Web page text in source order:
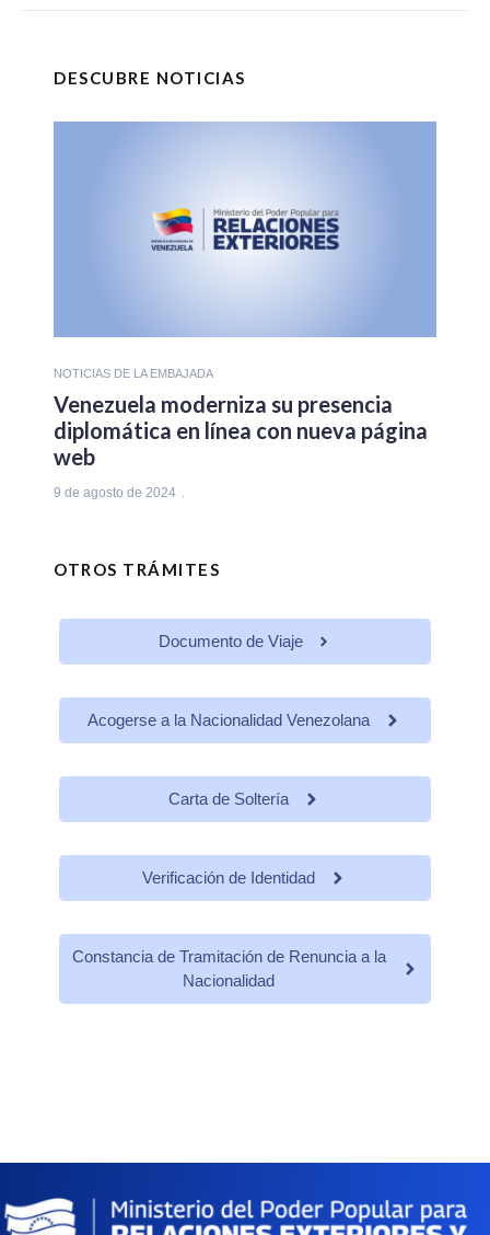
DESCUBRE NOTICIAS
NOTICIAS DE LA EMBAJADA
Venezuela moderniza su presencia
diplomática en línea con nueva página
web
9 de agosto de 2024
OTROS TRÁMITES
Documento de Viaje
Acogerse a la Nacionalidad Venezolana
Carta de Soltería
Verificación de Identidad
Constancia de Tramitación de Renuncia a la
Nacionalidad